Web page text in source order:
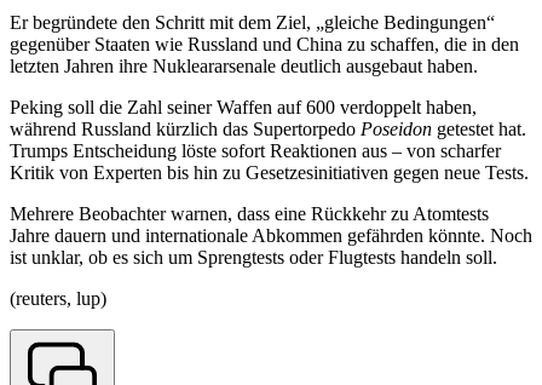
Er begründete den Schritt mit dem Ziel, „gleiche Bedingungen“
gegenüber Staaten wie Russland und China zu schaffen, die in den
letzten Jahren ihre Nukleararsenale deutlich ausgebaut haben.
Peking soll die Zahl seiner Waffen auf 600 verdoppelt haben,
während Russland kürzlich das Supertorpedo Poseidon getestet hat.
Trumps Entscheidung löste sofort Reaktionen aus – von scharfer
Kritik von Experten bis hin zu Gesetzesinitiativen gegen neue Tests.
Mehrere Beobachter warnen, dass eine Rückkehr zu Atomtests
Jahre dauern und internationale Abkommen gefährden könnte. Noch
ist unklar, ob es sich um Sprengtests oder Flugtests handeln soll.
(reuters, lup)